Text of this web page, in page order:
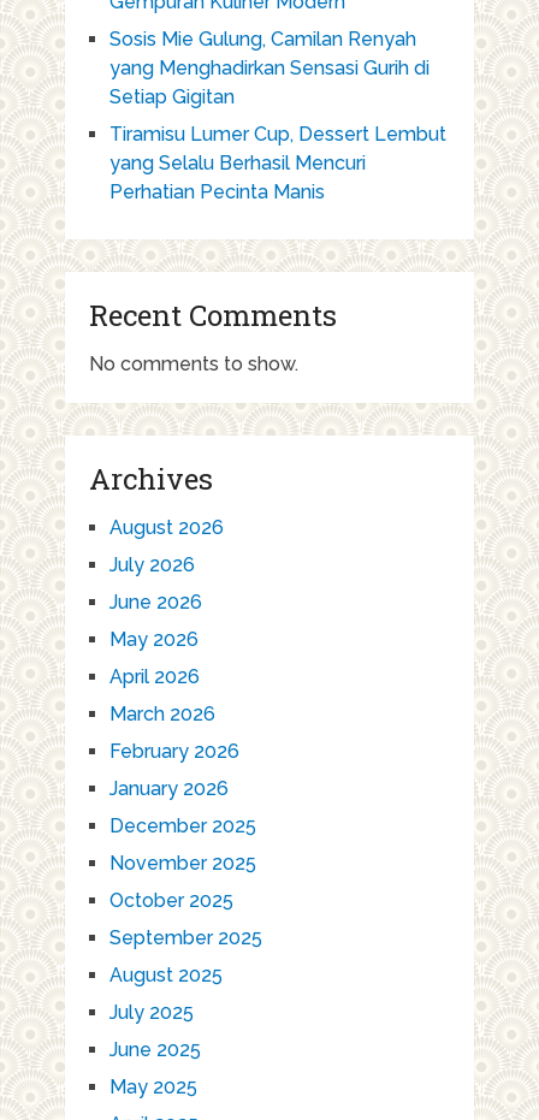
Sosis Mie Gulung, Camilan Renyah
yang Menghadirkan Sensasi Gurih di
Setiap Gigitan
Tiramisu Lumer Cup, Dessert Lembut
yang Selalu Berhasil Mencuri
Perhatian Pecinta Manis
Recent Comments
No comments to show.
Archives
August 2026
July 2026
June 2026
May 2026
April 2026
March 2026
February 2026
January 2026
December 2025
November 2025
October 2025
September 2025
August 2025
July 2025
June 2025
May 2025